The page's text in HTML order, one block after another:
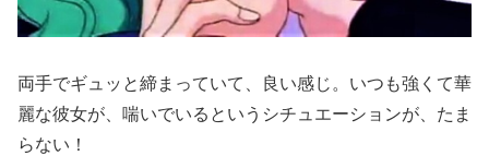
両手でギュッと締まっていて、良い感じ。いつも強くて華
麗な彼女が、喘いでいるというシチュエーションが、たま
らない！